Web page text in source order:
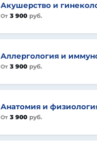
Акушерство и
От 3 900 руб.
Аллергология и
От 3 900 руб.
Анатомия и
От 3 900 руб.